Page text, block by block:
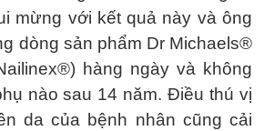
mừng với kết quả này và ông
dòng sản phẩm Dr Michaels®
hàng ngày và không
nào sau 14 năm. Điều thú vị
da của bệnh nhân cũng cải